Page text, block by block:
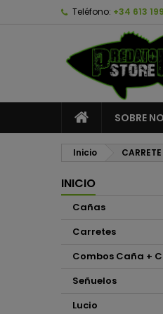
Teléfono: +34 613
SOBRE
Inicio
INICIO
Cañas
Carretes
Combos Caña +
Señuelos
Lucio